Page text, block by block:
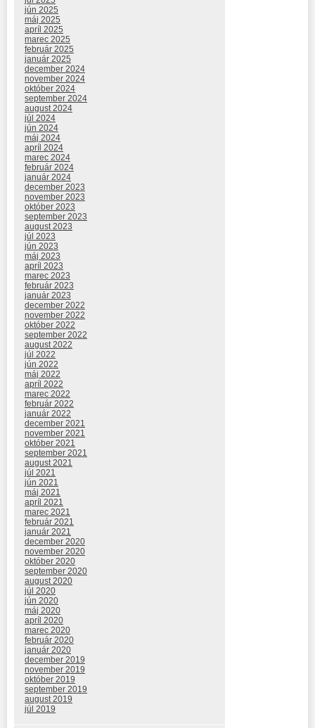
jún 2025
máj 2025
apríl 2025
marec 2025
február 2025
január 2025
december 2024
november 2024
október 2024
september 2024
august 2024
júl 2024
jún 2024
máj 2024
apríl 2024
marec 2024
február 2024
január 2024
december 2023
november 2023
október 2023
september 2023
august 2023
júl 2023
jún 2023
máj 2023
apríl 2023
marec 2023
február 2023
január 2023
december 2022
november 2022
október 2022
september 2022
august 2022
júl 2022
jún 2022
máj 2022
apríl 2022
marec 2022
február 2022
január 2022
december 2021
november 2021
október 2021
september 2021
august 2021
júl 2021
jún 2021
máj 2021
apríl 2021
marec 2021
február 2021
január 2021
december 2020
november 2020
október 2020
september 2020
august 2020
júl 2020
jún 2020
máj 2020
apríl 2020
marec 2020
február 2020
január 2020
december 2019
november 2019
október 2019
september 2019
august 2019
júl 2019